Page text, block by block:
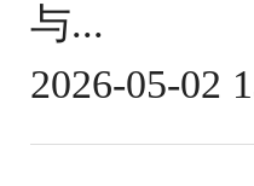
与...
2026-05-02